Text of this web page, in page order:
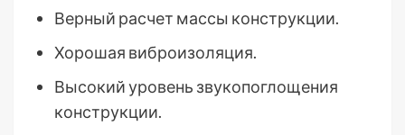
Верный расчет массы конструкции.
Хорошая виброизоляция.
Высокий уровень звукопоглощения
конструкции.